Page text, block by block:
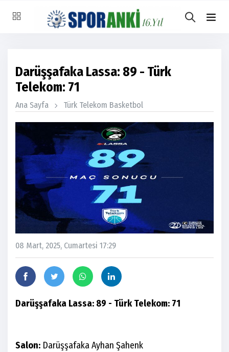
Darüşşafaka Lassa: 89 - Türk
Telekom: 71
Ana Sayfa Türk Telekom Basketbol
08 Mart, 2025, Cumartesi 17:29
Darüşşafaka Lassa: 89 - Türk Telekom: 71
Salon: Darüşşafaka Ayhan Şahenk